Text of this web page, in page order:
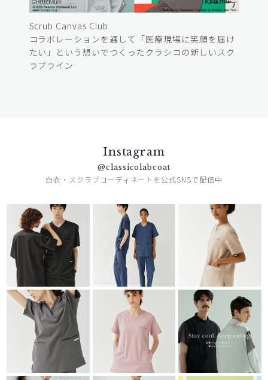
Scrub Canvas Club
コラボレーションを通して「医療現場に笑顔を届け
たい」という想いでつくったクラシコの新しいスク
ラブライン
Instagram
@classicolabcoat
白衣・スクラブコーディネートを公式SNSで配信中